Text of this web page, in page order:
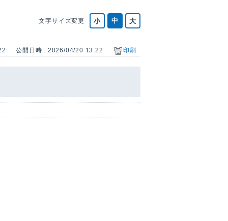
文字サイズ変更
公開日時 : 2026/04/20 13:22 印刷